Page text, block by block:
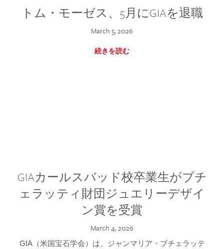
トム・モーゼス、5月にGIAを退職
March 5, 2026
続きを読む
GIAカールスバッド校卒業生がブチ
ェラッティ財団ジュエリーデザイ
ン賞を受賞
March 4, 2026
GIA（米国宝石学会）は、ジャンマリア・ブチェラッテ